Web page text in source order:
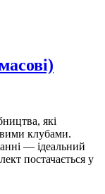
які
клубами.
— ідеальний
постачається у